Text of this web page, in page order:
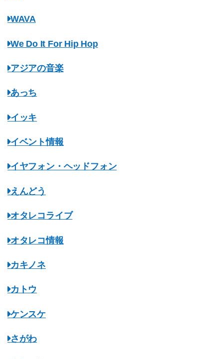
WAVA
We Do It For Hip Hop
アジアの音楽
あっち
イッキ
イベント情報
イヤフォン・ヘッドフォン
えんどう
オタレコライブ
オタレコ情報
カキノネ
カトウ
ケンスケ
さがわ